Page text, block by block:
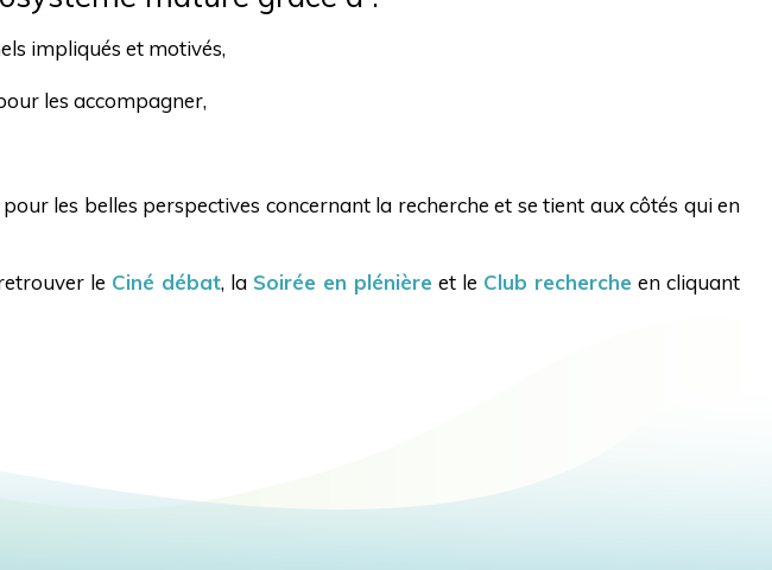
impliqués et motivés,
les accompagner,
les belles perspectives concernant la recherche et se tient aux côtés qui en
le Ciné débat, la Soirée en plénière et le Club recherche en cliquant